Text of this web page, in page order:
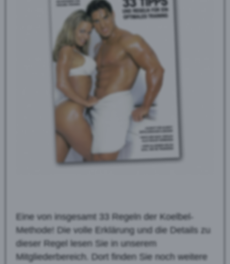
Eine von insgesamt 33 Regeln der Koelbel-
Methode! Die volle Erklärung und die Details zu
dieser Regel lesen Sie in unserem
Mitgliederbereich. Dort finden Sie noch weitere